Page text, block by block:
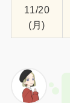
11/20
(月)